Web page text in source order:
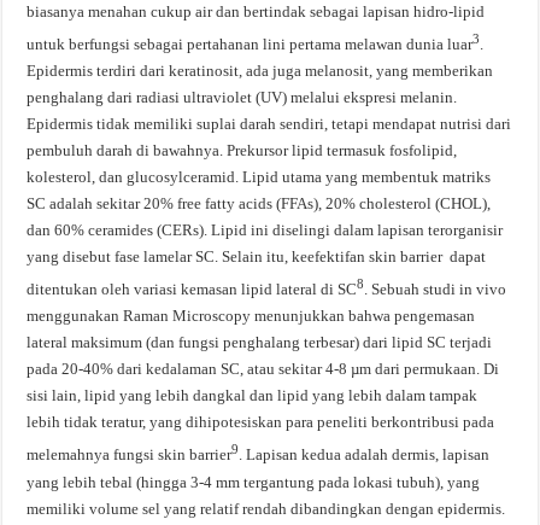
biasanya menahan cukup air dan bertindak sebagai lapisan hidro-lipid
untuk berfungsi sebagai pertahanan lini pertama melawan dunia luar3.
Epidermis terdiri dari keratinosit, ada juga melanosit, yang memberikan
penghalang dari radiasi ultraviolet (UV) melalui ekspresi melanin.
Epidermis tidak memiliki suplai darah sendiri, tetapi mendapat nutrisi dari
pembuluh darah di bawahnya. Prekursor lipid termasuk fosfolipid,
kolesterol, dan glucosylceramid. Lipid utama yang membentuk matriks
SC adalah sekitar 20% free fatty acids (FFAs), 20% cholesterol (CHOL),
dan 60% ceramides (CERs). Lipid ini diselingi dalam lapisan terorganisir
yang disebut fase lamelar SC. Selain itu, keefektifan skin barrier dapat
ditentukan oleh variasi kemasan lipid lateral di SC8. Sebuah studi in vivo
menggunakan Raman Microscopy menunjukkan bahwa pengemasan
lateral maksimum (dan fungsi penghalang terbesar) dari lipid SC terjadi
pada 20-40% dari kedalaman SC, atau sekitar 4-8 µm dari permukaan. Di
sisi lain, lipid yang lebih dangkal dan lipid yang lebih dalam tampak
lebih tidak teratur, yang dihipotesiskan para peneliti berkontribusi pada
melemahnya fungsi skin barrier9. Lapisan kedua adalah dermis, lapisan
yang lebih tebal (hingga 3-4 mm tergantung pada lokasi tubuh), yang
memiliki volume sel yang relatif rendah dibandingkan dengan epidermis.